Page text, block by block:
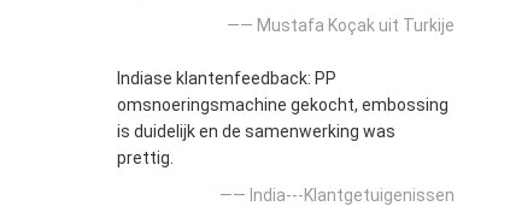
—— Mustafa Koçak uit Turkije
Indiase klantenfeedback: PP
omsnoeringsmachine gekocht, embossing
is duidelijk en de samenwerking was
prettig.
—— India---Klantgetuigenissen